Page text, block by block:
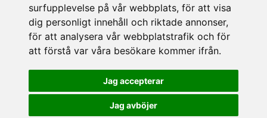
surfupplevelse på vår webbplats, för att visa
dig personligt innehåll och riktade annonser,
för att analysera vår webbplatstrafik och för
att förstå var våra besökare kommer ifrån.
Jag accepterar
Jag avböjer